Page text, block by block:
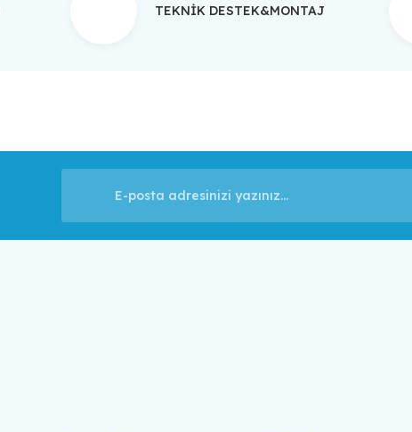
TEKNİK DESTEK&MONTAJ